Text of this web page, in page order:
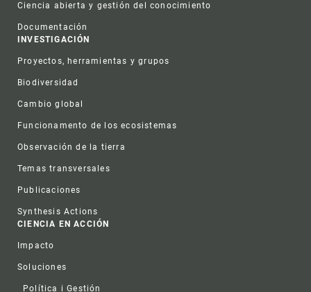
Ciencia abierta y gestión del conocimiento
Documentación
INVESTIGACIÓN
Proyectos, herramientas y grupos
Biodiversidad
Cambio global
Funcionamento de los ecosistemas
Observación de la tierra
Temas transversales
Publicaciones
Synthesis Actions
CIENCIA EN ACCIÓN
Impacto
Soluciones
Política i Gestión